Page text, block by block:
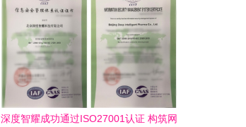
深度智耀成功通过ISO27001认证 构筑网